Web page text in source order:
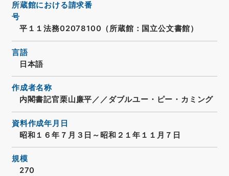
所蔵館における請求番
号
平１１法務02078100（所蔵館：国立公文書館）
言語
日本語
作成者名称
内閣書記官栗山廉平／／ダブルユー・ピー・カミング
資料作成年月日
昭和１６年７月３日～昭和２１年１１月７日
規模
270